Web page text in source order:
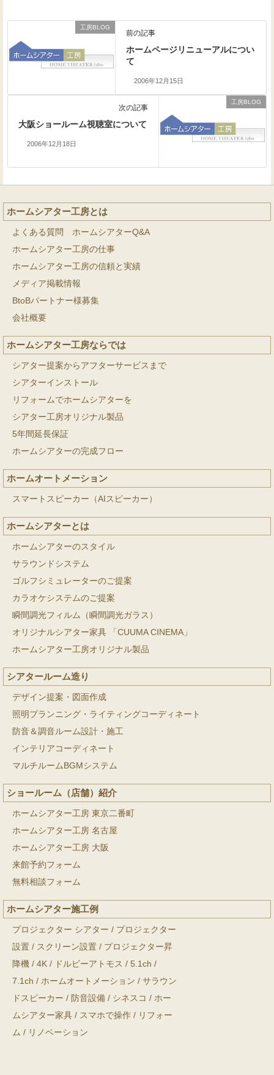
工房BLOG
前の記事
ホームページリニューアルについ
て
2006年12月15日
工房BLOG
次の記事
大阪ショールーム視聴室について
2006年12月18日
ホームシアター工房とは
よくある質問 ホームシアターQ&A
ホームシアター工房の仕事
ホームシアター工房の信頼と実績
メディア掲載情報
BtoBパートナー様募集
会社概要
ホームシアター工房ならでは
シアター提案からアフターサービスまで
シアターインストール
リフォームでホームシアターを
シアター工房オリジナル製品
5年間延長保証
ホームシアターの完成フロー
ホームオートメーション
スマートスピーカー（AIスピーカー）
ホームシアターとは
ホームシアターのスタイル
サラウンドシステム
ゴルフシミュレーターのご提案
カラオケシステムのご提案
瞬間調光フィルム（瞬間調光ガラス）
オリジナルシアター家具 「CUUMA CINEMA」
ホームシアター工房オリジナル製品
シアタールーム造り
デザイン提案・図面作成
照明プランニング・ライティングコーディネート
防音＆調音ルーム設計・施工
インテリアコーディネート
マルチルームBGMシステム
ショールーム（店舗）紹介
ホームシアター工房 東京二番町
ホームシアター工房 名古屋
ホームシアター工房 大阪
来館予約フォーム
無料相談フォーム
ホームシアター施工例
プロジェクター シアター / プロジェクター
設置 / スクリーン設置 / プロジェクター昇
降機 / 4K / ドルビーアトモス / 5.1ch /
7.1ch / ホームオートメーション / サラウン
ドスピーカー / 防音設備 / シネスコ / ホー
ムシアター家具 / スマホで操作 / リフォー
ム / リノベーション